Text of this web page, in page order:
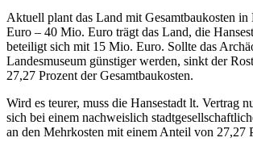
Aktuell plant das Land mit Gesamtbaukosten
Euro – 40 Mio. Euro trägt das Land, die
beteiligt sich mit 15 Mio. Euro. Sollte das
Landesmuseum günstiger werden, sinkt der
27,27 Prozent der Gesamtbaukosten.
Wird es teurer, muss die Hansestadt lt. Vertrag
sich bei einem nachweislich
an den Mehrkosten mit einem Anteil von 27,27